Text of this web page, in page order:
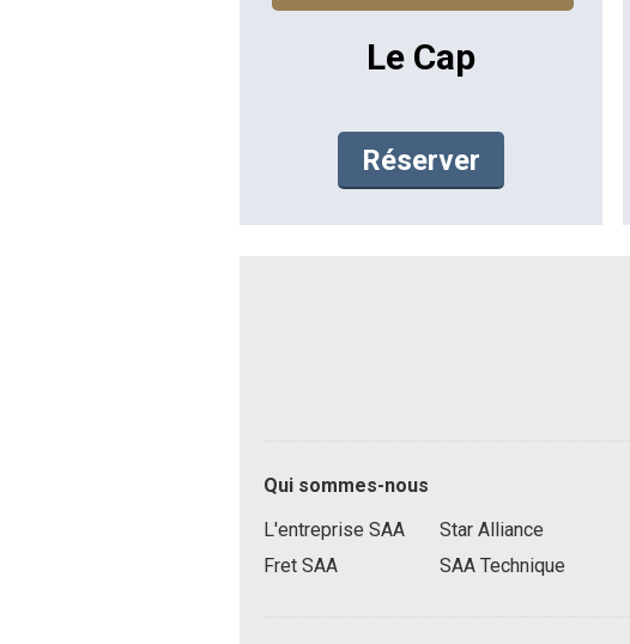
Le Cap
Réserver
i
e
d
e
Qui sommes-nous
L'entreprise SAA
Star Alliance
Fret SAA
SAA Technique